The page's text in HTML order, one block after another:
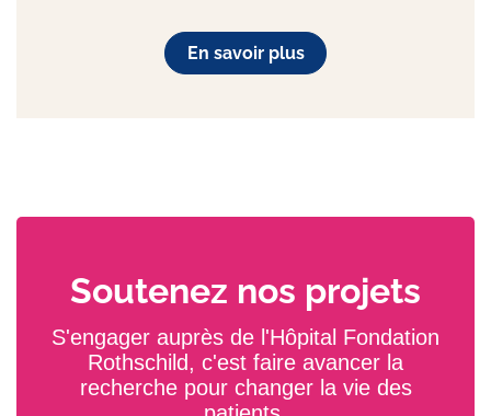
En savoir plus
Soutenez nos projets
S'engager auprès de l'Hôpital Fondation
Rothschild, c'est faire avancer la
recherche pour changer la vie des